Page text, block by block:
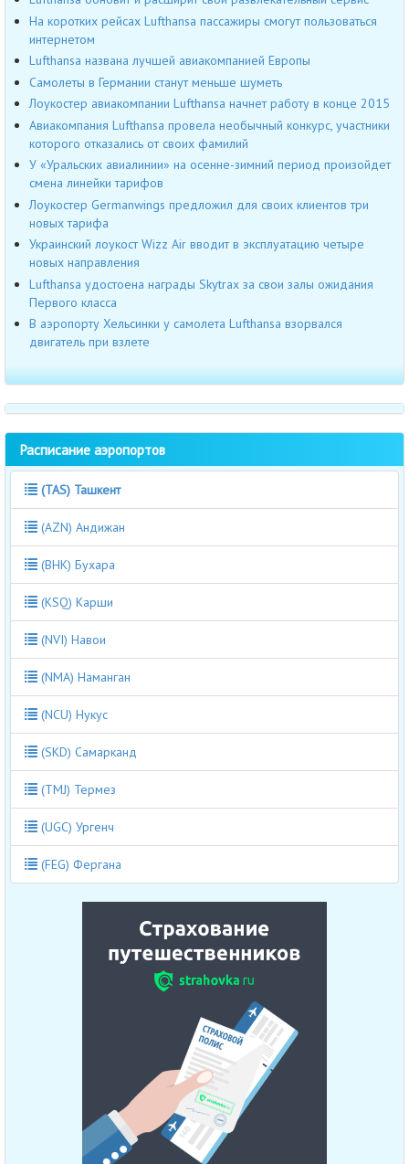
На коротких рейсах Lufthansa пассажиры смогут пользоваться
интернетом
Lufthansa названа лучшей авиакомпанией Европы
Самолеты в Германии станут меньше шуметь
Лоукостер авиакомпании Lufthansa начнет работу в конце 2015
Авиакомпания Lufthansa провела необычный конкурс, участники
которого отказались от своих фамилий
У «Уральских авиалинии» на осенне-зимний период произойдет
смена линейки тарифов
Лоукостер Germanwings предложил для своих клиентов три
новых тарифа
Украинский лоукост Wizz Air вводит в эксплуатацию четыре
новых направления
Lufthansa удостоена награды Skytrax за свои залы ожидания
Первого класса
В аэропорту Хельсинки у самолета Lufthansa взорвался
двигатель при взлете
Расписание аэропортов
(TAS) Ташкент
(AZN) Андижан
(BHK) Бухара
(KSQ) Карши
(NVI) Навои
(NMA) Наманган
(NCU) Нукус
(SKD) Самарканд
(TMJ) Термез
(UGC) Ургенч
(FEG) Фергана